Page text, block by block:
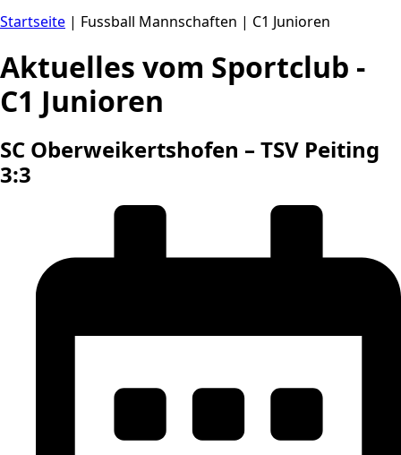
Startseite | Fussball Mannschaften | C1 Junioren
Aktuelles vom Sportclub -
C1 Junioren
SC Oberweikertshofen – TSV Peiting
3:3